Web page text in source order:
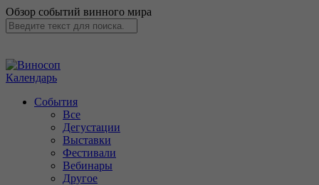
Обзор событий винного мира
Календарь
События
Все
Дегустации
Выставки
Фестивали
Вебинары
Другое